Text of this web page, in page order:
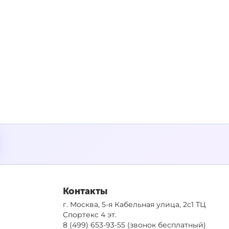
Контакты
г. Москва, 5-я Кабельная улица, 2с1 ТЦ
Спортекс 4 эт.
8 (499) 653-93-55(звонок бесплатный)